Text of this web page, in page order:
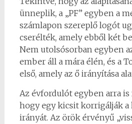
ünneplik, a „PF” egyben a
számlapon szereplő logót
cserélték, amely ebből két
Nem utolsósorban egyben
ember áll a mára élén, és a
első, amely az ő irányítása
Az évfordulót egyben arra is
hogy egy kicsit korrigálják a
irányát. Az örök érvényű